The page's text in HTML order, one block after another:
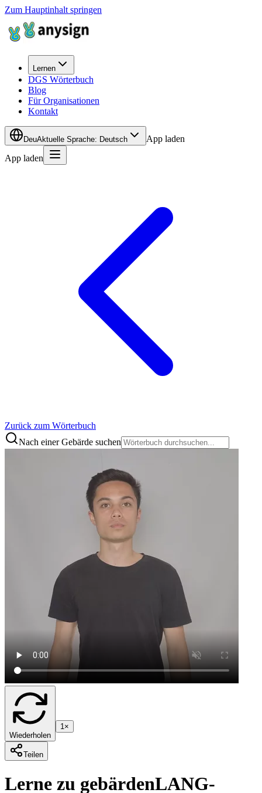
Zum Hauptinhalt springen
Lernen
DGS Wörterbuch
Blog
Für Organisationen
Kontakt
DeuAktuelle Sprache: Deutsch
App laden
App laden
Zurück zum Wörterbuch
Nach einer Gebärde suchen
Wiederholen
1×
Teilen
Lerne zu gebärdenLANG-